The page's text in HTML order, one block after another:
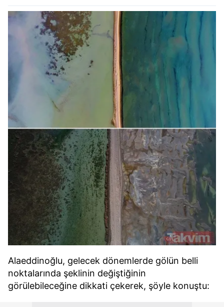
Alaeddinoğlu, gelecek dönemlerde gölün belli
noktalarında şeklinin değiştiğinin
görülebileceğine dikkati çekerek, şöyle konuştu: